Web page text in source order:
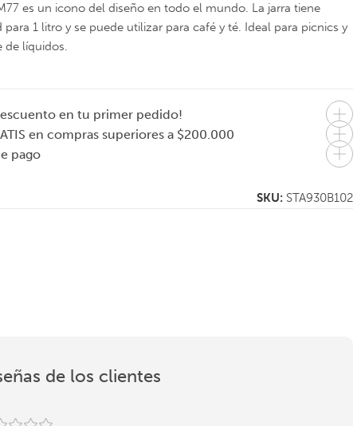
Dispenser de
79.000
es un icono del diseño en todo el mundo. La jarra tiene
para 1 litro y se puede utilizar para café y té. Ideal para picnics y
de líquidos.
en tu primer pedido!
en compras superiores a $200.000
pago
SKU: STA930B102
de los clientes